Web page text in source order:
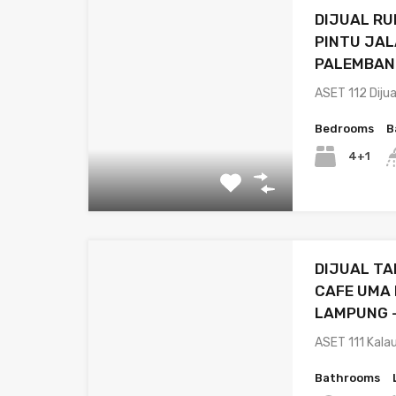
DIJUAL
PINTU
ASET 112
Bedrooms
4+1
DIJUAL
CAFE UMA
LAMPUNG
ASET 111
Bathrooms